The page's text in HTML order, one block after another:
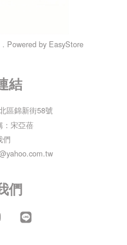
Powered by EasyStore
結
區錦新街58號
：宋亞蓓
們
們
Instagram